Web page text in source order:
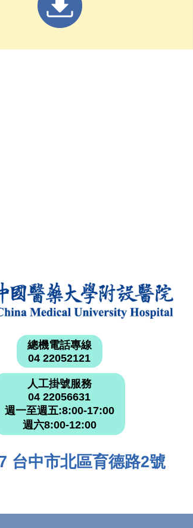
總機電話專線
04 22052121
人工掛號服務
04 22056631
週一至週五:8:00-17:00
週六8:00-12:00
台中市北區育德路2號